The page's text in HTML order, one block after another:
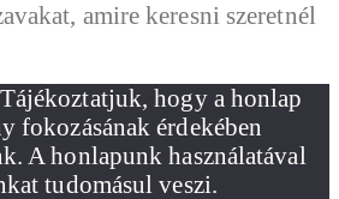
amire keresni szeretnél
hogy a honlap
fokozásának érdekében
A honlapunk használatával
tudomásul veszi.